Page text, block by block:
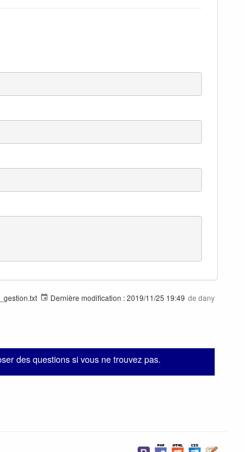
Dernière modification :2019/11/25 19:49 de dany
des questions si vous ne trouvez pas.